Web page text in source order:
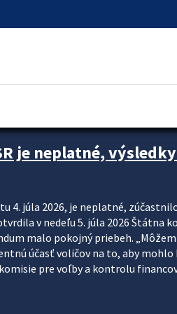
je neplatné,
4. júla 2026, je neplatné,
v nedeľu 5. júla 2026 Štátna
malo pokojný priebeh.
účasť voličov na to, aby
pre voľby a kontrolu